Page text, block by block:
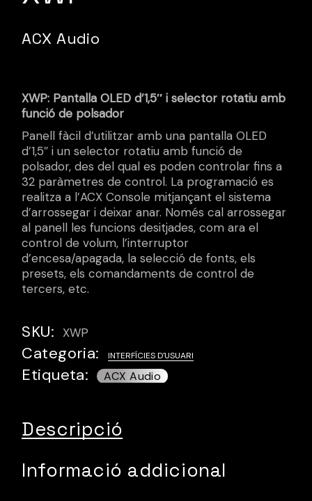
ACX Audio
XWP: Pantalla OLED d’1,5″ i selector rotatiu amb
funció de polsador
Panell fàcil d’utilitzar amb una pantalla OLED
d’1,5″ i un selector rotatiu amb funció de
polsador, des del qual es poden controlar fins a
32 paràmetres de control. La programació es
realitza a l’ACX Console mitjançant el sistema
d’arrossegar i deixar anar. Només cal arrossegar
al panell les funcions desitjades, com ara el
control de volum, l’interruptor
d’encesa/apagada, la selecció de fonts, els
presets, els comandaments de control de
tercers, etc.
SKU: XWP
Categoria: INTERFÍCIES D'USUARI
Etiqueta:
Descripció
Informació addicional